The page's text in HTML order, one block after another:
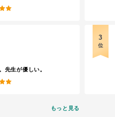
先生が優しい。
もっと見る
3
位